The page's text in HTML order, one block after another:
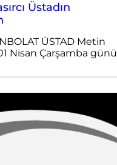
Üstadın
ÜSTAD Metin
01 Nisan Çarşamba günü